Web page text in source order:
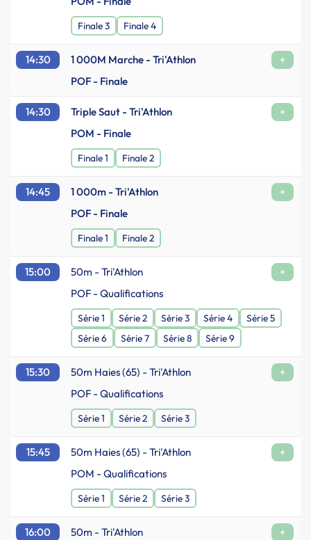
Finale 3 Finale 4
14:30 1 000M Marche - Tri'Athlon
+
POF - Finale
14:30 Triple Saut - Tri'Athlon
+
POM - Finale
Finale 1 Finale 2
14:45 1 000m - Tri'Athlon
+
POF - Finale
Finale 1 Finale 2
15:00 50m - Tri'Athlon
+
POF - Qualifications
Série 1 Série 2 Série 3 Série 4
Série 5
Série 6
Série 7 Série 8 Série 9
15:30 50m Haies (65) - Tri'Athlon
+
POF - Qualifications
Série 1 Série 2 Série 3
15:45 50m Haies (65) - Tri'Athlon
+
POM - Qualifications
Série 1 Série 2 Série 3
16:00 50m - Tri'Athlon
+